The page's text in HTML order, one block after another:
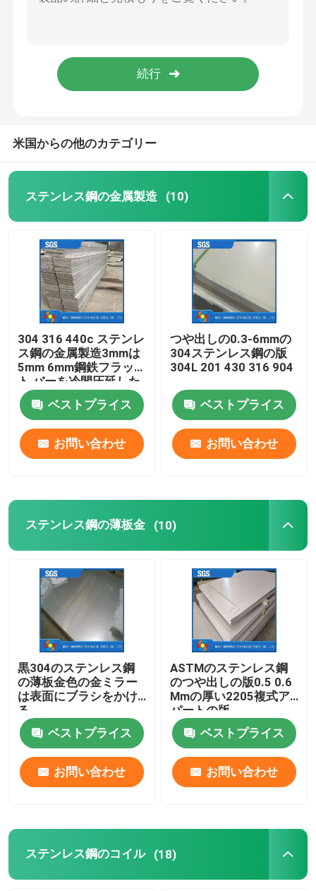
ステンレス鋼の継ぎ目が無い管
ステンレス鋼の丸棒
ステンレス鋼のストリップ
ステンレス鋼のフラット バー
ステンレスチャンネルバー
ステンレス鋼のフランジ
米国からの他のカテゴリー
ステンレス鋼の金属製造 (10)
304 316 440c ステンレ
ス鋼の金属製造3mmは
5mm 6mm鋼鉄フラッ
ト バーを冷間圧延した
ベストプライス
お問い合わせ
つや出しの0.3-6mmの
304ステンレス鋼の版
304L 201 430 316 904
ベストプライス
お問い合わせ
ステンレス鋼の薄板金 (10)
黒304のステンレス鋼
の薄板金色の金ミラー
は表面にブラシをかけ
る
ベストプライス
お問い合わせ
ASTMのステンレス鋼
のつや出しの版0.5 0.6
Mmの厚い2205複式ア
パートの版
ベストプライス
お問い合わせ
ステンレス鋼のコイル (18)